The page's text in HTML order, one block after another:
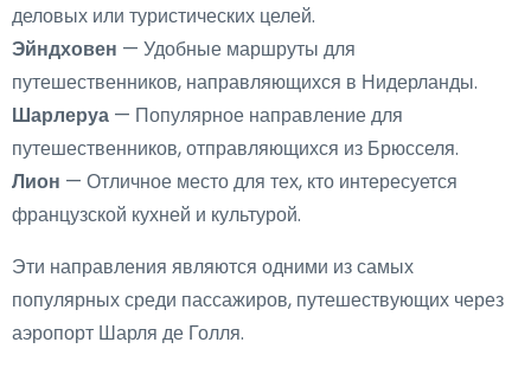
деловых или туристических целей.
Эйндховен — Удобные маршруты для
путешественников, направляющихся в Нидерланды.
Шарлеруа — Популярное направление для
путешественников, отправляющихся из Брюсселя.
Лион — Отличное место для тех, кто интересуется
французской кухней и культурой.
Эти направления являются одними из самых
популярных среди пассажиров, путешествующих через
аэропорт Шарля де Голля.